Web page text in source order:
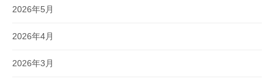
2026年5月
2026年4月
2026年3月